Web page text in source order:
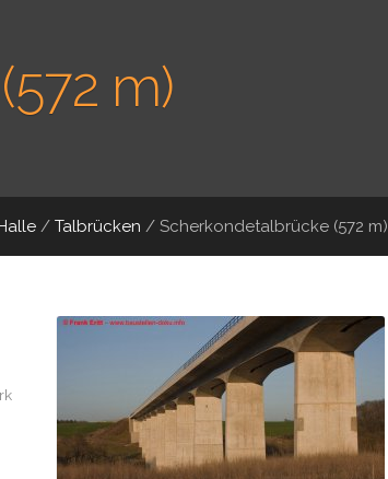
m)
/ Talbrücken / Scherkondetalbrücke (572 m)